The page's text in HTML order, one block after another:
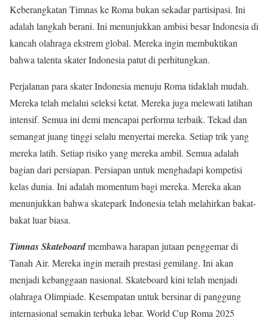
Keberangkatan Timnas ke Roma bukan sekadar partisipasi. Ini
adalah langkah berani. Ini menunjukkan ambisi besar Indonesia di
kancah olahraga ekstrem global. Mereka ingin membuktikan
bahwa talenta skater Indonesia patut di perhitungkan.
Perjalanan para skater Indonesia menuju Roma tidaklah mudah.
Mereka telah melalui seleksi ketat. Mereka juga melewati latihan
intensif. Semua ini demi mencapai performa terbaik. Tekad dan
semangat juang tinggi selalu menyertai mereka. Setiap trik yang
mereka latih. Setiap risiko yang mereka ambil. Semua adalah
bagian dari persiapan. Persiapan untuk menghadapi kompetisi
kelas dunia. Ini adalah momentum bagi mereka. Mereka akan
menunjukkan bahwa skatepark Indonesia telah melahirkan bakat-
bakat luar biasa.
Timnas Skateboardmembawa harapan jutaan penggemar di
Tanah Air. Mereka ingin meraih prestasi gemilang. Ini akan
menjadi kebanggaan nasional. Skateboard kini telah menjadi
olahraga Olimpiade. Kesempatan untuk bersinar di panggung
internasional semakin terbuka lebar. World Cup Roma 2025